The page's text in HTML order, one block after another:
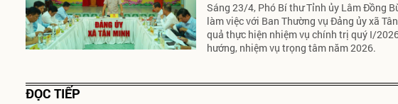
Sáng 23/4, Phó Bí thư Tỉnh ủy Lâm Đồng
làm việc với Ban Thường vụ Đảng ủy xã
quả thực hiện nhiệm vụ chính trị quý I/
hướng, nhiệm vụ trọng tâm năm 2026.
ĐỌC TIẾP